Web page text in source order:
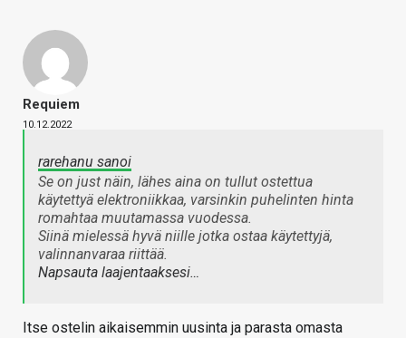
Requiem
10.12.2022
rarehanu sanoi
Se on just näin, lähes aina on tullut ostettua
käytettyä elektroniikkaa, varsinkin puhelinten hinta
romahtaa muutamassa vuodessa.
Siinä mielessä hyvä niille jotka ostaa käytettyjä,
valinnanvaraa riittää.
Napsauta laajentaaksesi…
Itse ostelin aikaisemmin uusinta ja parasta omasta